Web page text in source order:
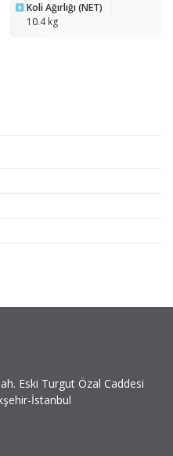
Koli Ağırlığı (NET)
10.4 kg
Eski Turgut Özal Caddesi
İstanbul